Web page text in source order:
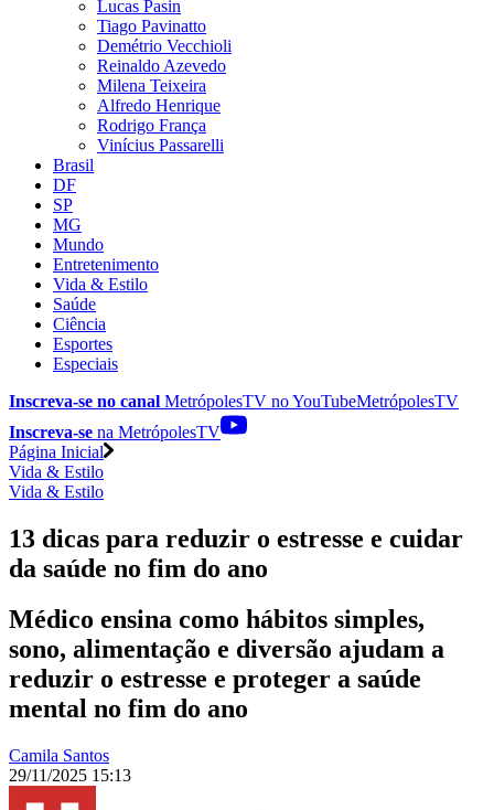
Lucas Pasin
Tiago Pavinatto
Demétrio Vecchioli
Reinaldo Azevedo
Milena Teixeira
Alfredo Henrique
Rodrigo França
Vinícius Passarelli
Brasil
DF
SP
MG
Mundo
Entretenimento
Vida & Estilo
Saúde
Ciência
Esportes
Especiais
Inscreva-se no canal MetrópolesTV noYouTubeMetrópolesTV
Inscreva-se na MetrópolesTV
Página Inicial
Vida & Estilo
Vida & Estilo
13 dicas para reduzir o estresse e cuidar
da saúde no fim do ano
Médico ensina como hábitos simples,
sono, alimentação e diversão ajudam a
reduzir o estresse e proteger a saúde
mental no fim do ano
Camila Santos
29/11/2025 15:13